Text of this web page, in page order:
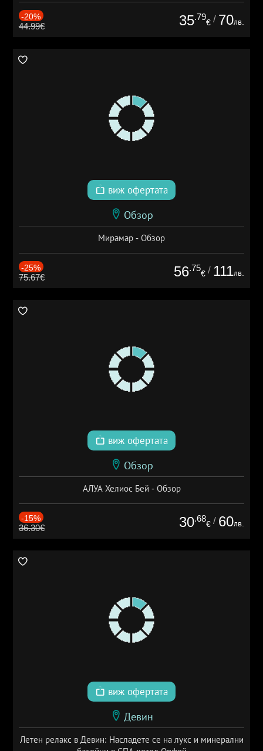
-20%
44.99€ 35.79
€ / 70лв.
виж офертата
Обзор
Мирамар - Обзор
-25%
75.67€ 56.75
€ / 111лв.
виж офертата
Обзор
АЛУА Хелиос Бей - Обзор
-15%
36.30€ 30.68
€ / 60лв.
виж офертата
Девин
Летен релакс в Девин: Насладете се на лукс и минерални